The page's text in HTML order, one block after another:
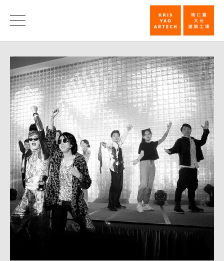
2023
玉
兔
迎
春
_
消
息
|
姚
仁
喜
｜
大
元
消
息